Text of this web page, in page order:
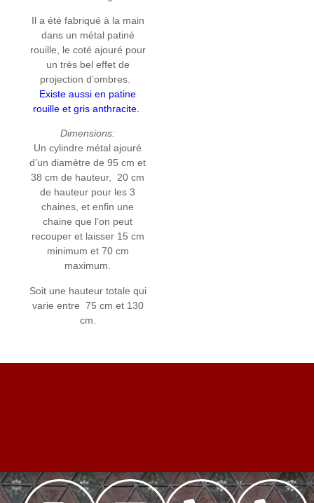
Il a été fabriqué à la main
dans un métal patiné
rouille, le coté ajouré pour
un très bel effet de
projection d’ombres.
Existe aussi en patine
rouille et gris anthracite.
Dimensions:
Un cylindre métal ajouré
d’un diamètre de 95 cm et
38 cm de hauteur, 20 cm
de hauteur pour les 3
chaines, et enfin une
chaine que l’on peut
recouper et laisser 15 cm
minimum et 70 cm
maximum.
Soit une hauteur totale qui
varie entre 75 cm et 130
cm.